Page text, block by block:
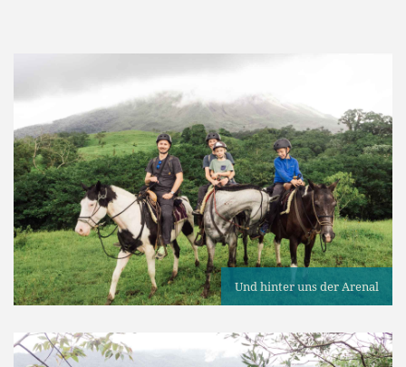
Und hinter uns der Arenal